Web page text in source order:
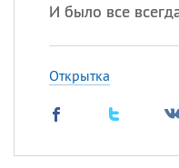
И было все
Открытка